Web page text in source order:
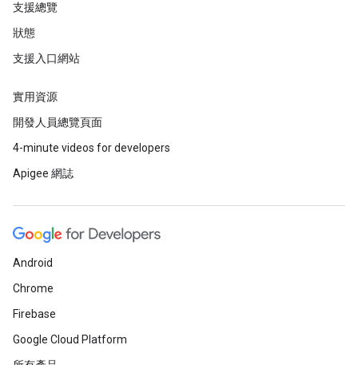
支援總覽
狀態
支援入口網站
實用資源
開發人員總覽頁面
4-minute videos for developers
Apigee 網誌
Android
Chrome
Firebase
Google Cloud Platform